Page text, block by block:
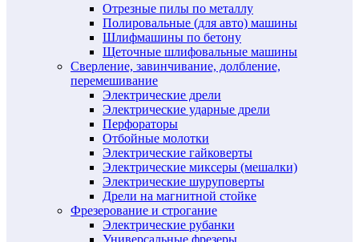
Отрезные пилы по металлу
Полировальные (для авто) машины
Шлифмашины по бетону
Щеточные шлифовальные машины
Сверление, завинчивание, долбление,
перемешивание
Электрические дрели
Электрические ударные дрели
Перфораторы
Отбойные молотки
Электрические гайковерты
Электрические миксеры (мешалки)
Электрические шуруповерты
Дрели на магнитной стойке
Фрезерование и строгание
Электрические рубанки
Универсальные фрезеры